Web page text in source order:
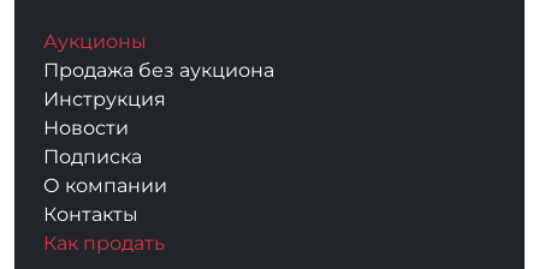
Аукционы
Продажа без аукциона
Инструкция
Новости
Подписка
О компании
Контакты
Как продать